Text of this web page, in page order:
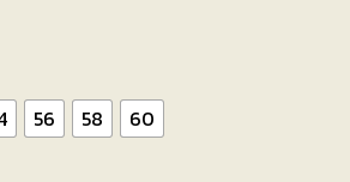
56 58
60